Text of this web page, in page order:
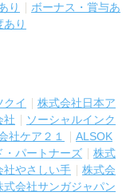
り
ボーナス・賞与あ
り
クイ
株式会社日本ア
社
ソーシャルインク
社ケア２１
ALSOK
・パートナーズ
株式
社やさしい手
株式会
式会社サンガジャパン